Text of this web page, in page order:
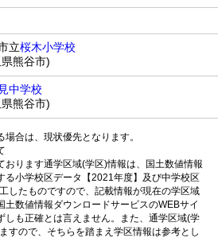
立桜木小学校
熊谷市)
中学校
熊谷市)
合は、現状優先となります。
おります通学区域(学区)情報は、国土数値情報
る小学校区データ【2021年度】及び中学校区
したものですので、記載情報が現在の学区域
土数値情報ダウンロードサービスのWEBサイ
しも正確とは言えません。また、通学区域(学
すので、そちらを踏まえ学区情報は参考とし